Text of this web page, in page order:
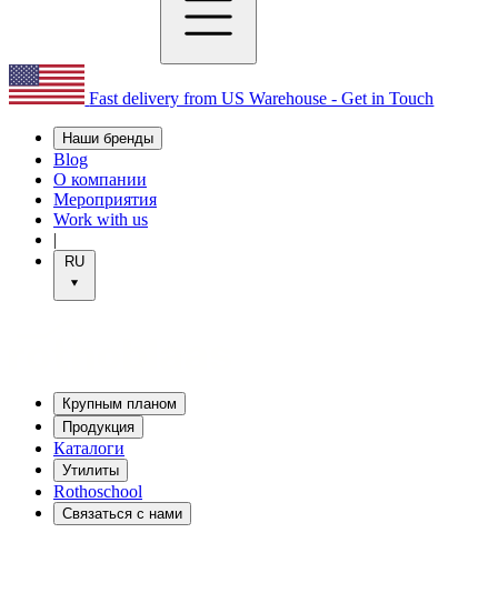
Fast delivery from US Warehouse - Get in Touch
Наши бренды
Blog
О компании
Мероприятия
Work with us
|
RU
Крупным планом
Продукция
Каталоги
Утилиты
Rothoschool
Связаться с нами